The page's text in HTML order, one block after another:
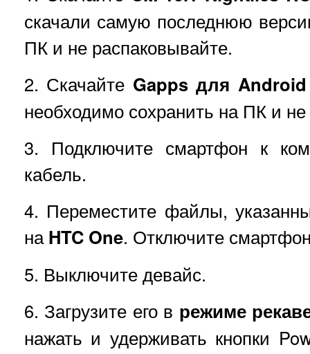
скачали самую последнюю
ПК и не распаковывайте.
2. Скачайте Gapps для Android
необходимо сохранить на ПК и
3. Подключите смартфон к
кабель.
4. Переместите файлы,
наHTC One. Отключите
5. Выключите девайс.
6. Загрузите его в режиме
нажать и удерживать кнопки